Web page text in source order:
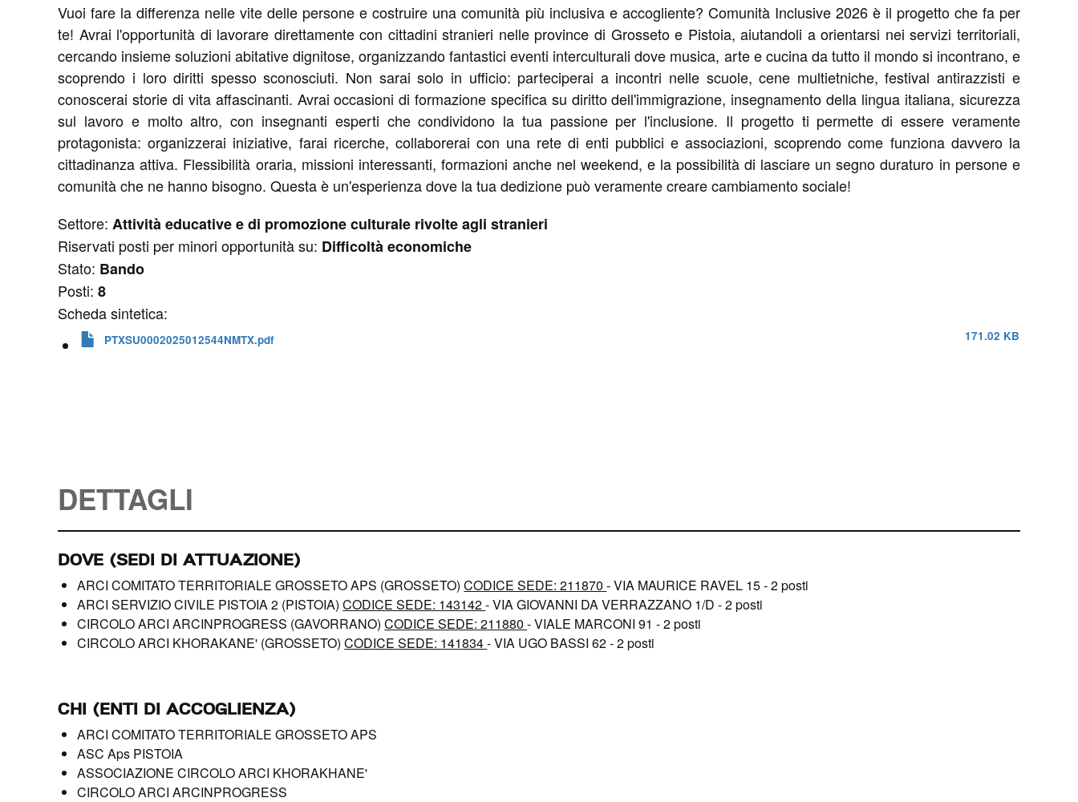
DETTAGLI
CHI (ENTI DI ACCOGLIENZA)
ARCI COMITATO TERRITORIALE GROSSETO APS
ASC Aps PISTOIA
ASSOCIAZIONE CIRCOLO ARCI KHORAKHANE'
CIRCOLO ARCI ARCINPROGRESS
DOVE (SEDI DI ATTUAZIONE)
ARCI COMITATO TERRITORIALE GROSSETO APS (GROSSETO)CODICE SEDE: 211870- VIA MAURICE RAVEL 15 - 2 posti
ARCI SERVIZIO CIVILE PISTOIA 2 (PISTOIA)CODICE SEDE: 143142- VIA GIOVANNI DA VERRAZZANO 1/D - 2 posti
CIRCOLO ARCI ARCINPROGRESS (GAVORRANO)CODICE SEDE: 211880- VIALE MARCONI 91 - 2 posti
CIRCOLO ARCI KHORAKANE' (GROSSETO)CODICE SEDE: 141834- VIA UGO BASSI 62 - 2 posti
Vuoi fare la differenza nelle vite delle persone e costruire una comunità più inclusiva e accogliente? Comunità Inclusive 2026 è il progetto che fa per
te! Avrai l'opportunità di lavorare direttamente con cittadini stranieri nelle province di Grosseto e Pistoia, aiutandoli a orientarsi nei servizi territoriali,
cercando insieme soluzioni abitative dignitose, organizzando fantastici eventi interculturali dove musica, arte e cucina da tutto il mondo si incontrano, e
scoprendo i loro diritti spesso sconosciuti. Non sarai solo in ufficio: parteciperai a incontri nelle scuole, cene multietniche, festival antirazzisti e
conoscerai storie di vita affascinanti. Avrai occasioni di formazione specifica su diritto dell'immigrazione, insegnamento della lingua italiana, sicurezza
sul lavoro e molto altro, con insegnanti esperti che condividono la tua passione per l'inclusione. Il progetto ti permette di essere veramente
protagonista: organizzerai iniziative, farai ricerche, collaborerai con una rete di enti pubblici e associazioni, scoprendo come funziona davvero la
cittadinanza attiva. Flessibilità oraria, missioni interessanti, formazioni anche nel weekend, e la possibilità di lasciare un segno duraturo in persone e
comunità che ne hanno bisogno. Questa è un'esperienza dove la tua dedizione può veramente creare cambiamento sociale!
Settore: Attività educative e di promozione culturale rivolte agli stranieri
Riservati posti per minori opportunità su: Difficoltà economiche
Stato: Bando
Posti:8
Scheda sintetica:
PTXSU0002025012544NMTX.pdf 171.02 KB